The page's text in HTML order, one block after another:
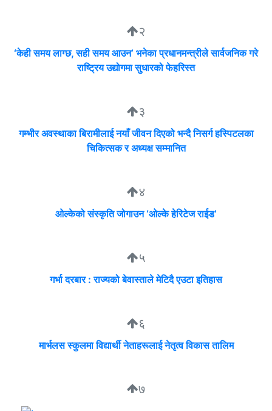
२
‘केही समय लाग्छ, सही समय आउन’ भनेका प्रधानमन्त्रीले सार्वजनिक गरे
राष्ट्रिय उद्योगमा सुधारको फेहरिस्त
३
गम्भीर अवस्थाका बिरामीलाई नयाँ जीवन दिएको भन्दै निसर्ग हस्पिटलका
चिकित्सक र अध्यक्ष सम्मानित
४
ओल्केको संस्कृति जोगाउन ‘ओल्के हेरिटेज राईड’
५
गर्भा दरबार : राज्यको बेवास्ताले मेटिदै एउटा इतिहास
६
मार्भलस स्कुलमा विद्यार्थी नेताहरूलाई नेतृत्व विकास तालिम
७